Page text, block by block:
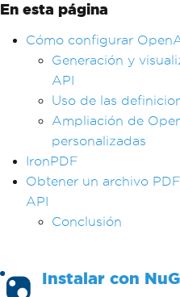
En esta página
Cómo configurar
Generación y
API
Uso de las
Ampliación de
personalizadas
IronPDF
Obtener un archivo
API
Conclusión
Instalar con